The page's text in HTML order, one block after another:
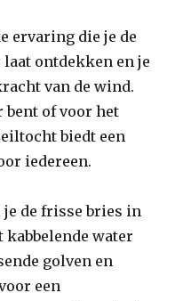
ervaring die je de
ontdekken en je
van de wind.
bent of voor het
biedt een
iedereen.
de frisse bries in
water
golven en
een